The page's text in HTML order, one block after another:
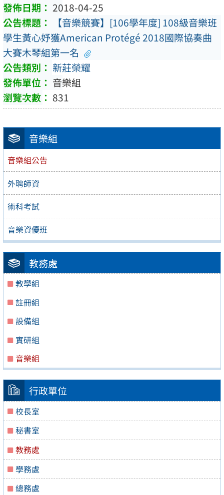
音樂組
音樂組公告
外聘師資
術科考試
音樂資優班
教務處
教學組
註冊組
設備組
實研組
音樂組
行政單位
校長室
秘書室
教務處
學務處
總務處
2018-04-25
【音樂競賽】[106學年度] 108級音樂班
學生黃心妤獲American Protégé 2018國際協奏曲
大賽木琴組第一名
新莊榮耀
音樂組
831